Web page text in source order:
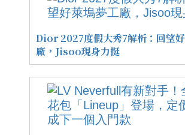
Dior 2027度假大秀7解析：回望
廠，Jisoo現身力挺